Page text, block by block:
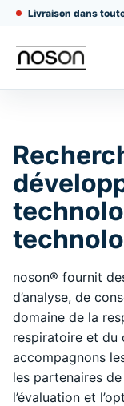
Livraison dans
noson® fournit
d’analyse, de
domaine de la
respiratoire et du
accompagnons
les partenaires
l’évaluation et